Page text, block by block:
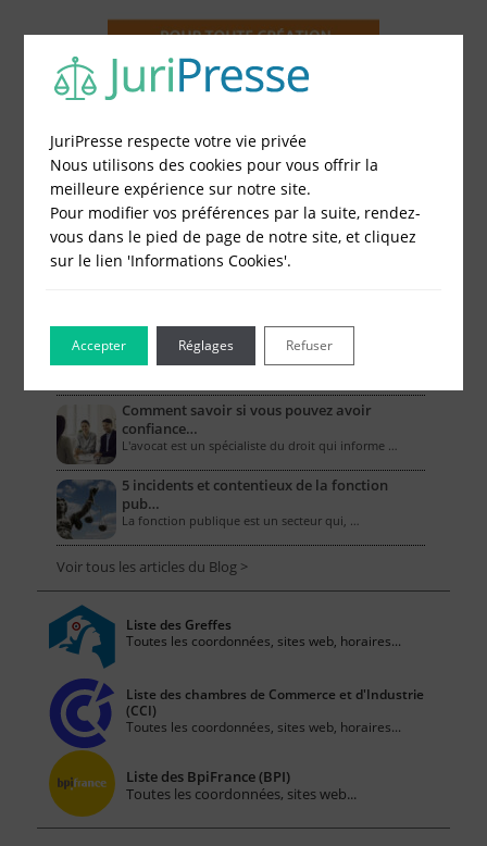
Le Blog pour les Entreprises
Combien coûte un compte bancaire
professionne…
L’ouverture d’un compte bancaire professionnel …
Comment la RC pro couvre-t-elle les biens
Quel que soit son domaine de compétences, un …
Comment savoir si vous pouvez avoir
confiance…
L'avocat est un spécialiste du droit qui informe …
5 incidents et contentieux de la fonction
pub…
La fonction publique est un secteur qui, …
Voir tous les articles du Blog >
Liste des Greffes
Toutes les coordonnées, sites web, horaires...
Liste des chambres de Commerce et d'Industrie
(CCI)
Toutes les coordonnées, sites web, horaires...
Liste des BpiFrance (BPI)
Toutes les coordonnées, sites web...
JuriPresse respecte votre vie privée
Nous utilisons des cookies pour vous offrir la
meilleure expérience sur notre site.
Pour modifier vos préférences par la suite, rendez-
vous dans le pied de page de notre site, et cliquez
sur le lien 'Informations Cookies'.
Accepter Refuser
Réglages